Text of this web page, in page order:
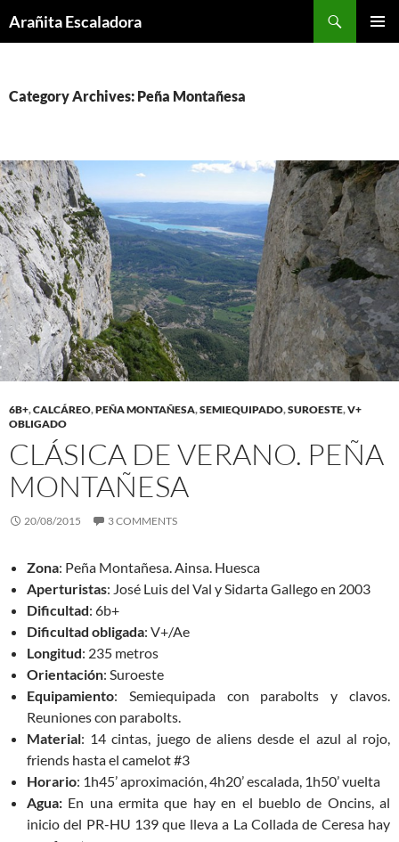
toArañita Escaladora
Category Archives: Peña Montañesa
6B+,CALCÁREO,PEÑA MONTAÑESA,SEMIEQUIPADO,SUROESTE,V+
OBLIGADO
CLÁSICA DE VERANO. PEÑA
MONTAÑESA
20/08/2015 3 COMMENTS
Zona: Peña Montañesa. Ainsa. Huesca
Aperturistas: José Luis del Val y Sidarta Gallego en 2003
Dificultad: 6b+
Dificultad obligada: V+/Ae
Longitud: 235 metros
Orientación: Suroeste
Equipamiento: Semiequipada con parabolts y clavos.
Reuniones con parabolts.
Material: 14 cintas, juego de aliens desde el azul al rojo,
friends hasta el camelot #3
Horario: 1h45’ aproximación, 4h20’ escalada, 1h50’ vuelta
Agua: En una ermita que hay en el bueblo de Oncins, al
inicio del PR-HU 139 que lleva a La Collada de Ceresa hay